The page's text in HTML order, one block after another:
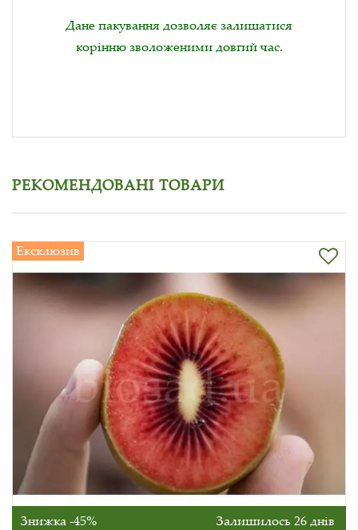
Дане пакування дозволяє залишатися
корінню зволоженими довгий час.
РЕКОМЕНДОВАНІ ТОВАРИ
Ексклюзив
Знижка -45% Залишилось 26 днів